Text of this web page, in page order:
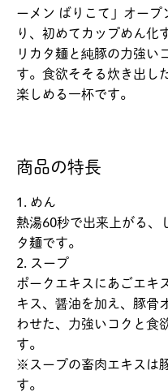
ーメン ばりこて」オープ
り、初めてカップめん化
リカタ麺と純豚の力強い
す。食欲そそる炊き出し
楽しめる一杯です。
商品の特長
1. めん
熱湯60秒で出来上がる、
タ麺です。
2. スープ
ポークエキスにあごエキ
キス、醤油を加え、豚骨
わせた、力強いコクと食
す。
※スープの畜肉エキスは
す。